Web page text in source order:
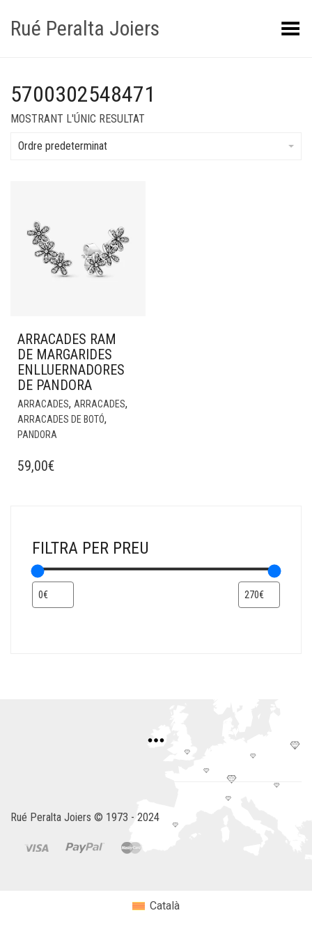
Rué Peralta Joiers Obrir/tancar el menú
5700302548471
MOSTRANT L'ÚNIC RESULTAT
Ordre predeterminat
ARRACADES RAM
DE MARGARIDES
ENLLUERNADORES
DE PANDORA
ARRACADES, ARRACADES,
ARRACADES DE BOTÓ,
PANDORA
59,00€
FILTRA PER PREU
Rué Peralta Joiers © 1973 - 2024
Català